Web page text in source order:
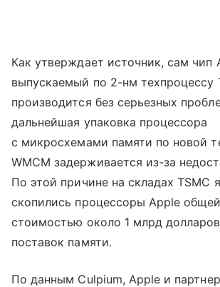
Как утверждает источник, сам чип
выпускаемый по 2-нм техпроцессу
производится без серьезных
дальнейшая упаковка процессора
с микросхемами памяти по новой
WMCM задерживается из-за
По этой причине на складах TSMC
скопились процессоры Apple
стоимостью около 1 млрд
поставок памяти.
По данным Culpium, Apple и